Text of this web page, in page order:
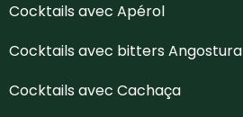
Cocktails avec Apérol
Cocktails avec bitters Angostura
Cocktails avec Cachaça